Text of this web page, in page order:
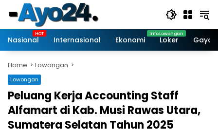
content
Nasional
Internasional Ekonomi Loker Gaya
Home Lowongan
Lowongan
Peluang Kerja Accounting Staff
Alfamart di Kab. Musi Rawas Utara,
Sumatera Selatan Tahun 2025